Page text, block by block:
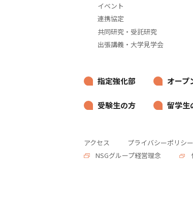
イベント
連携協定
共同研究・受託研究
出張講義・大学見学会
指定強化部 オープ
受験生の方 留学生
アクセス プライバシーポリシー
NSGグループ経営理念